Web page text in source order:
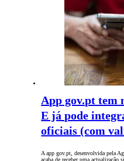
App gov.pt tem
E já pode
oficiais (com
A app gov.pt, desenvolvida pela
acaba de receber uma actualização